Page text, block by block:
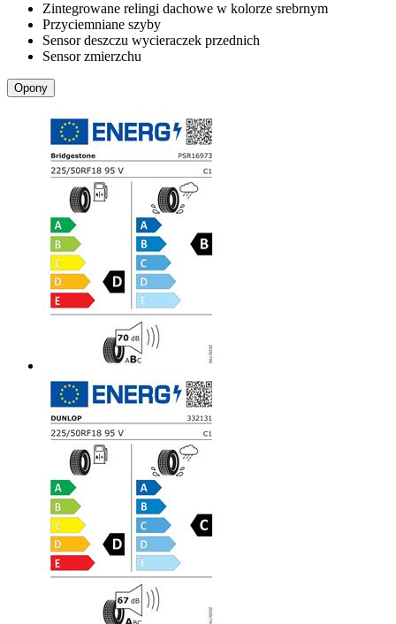
Zintegrowane relingi dachowe w kolorze srebrnym
Przyciemniane szyby
Sensor deszczu wycieraczek przednich
Sensor zmierzchu
Opony